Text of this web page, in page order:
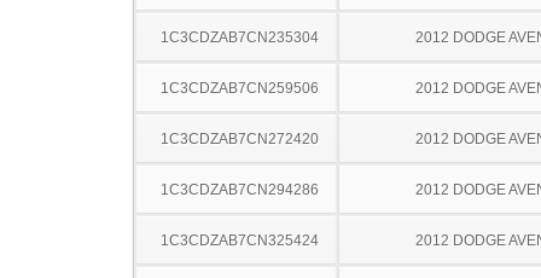
1C3CDZAB7CN235304 2012 DODGE
1C3CDZAB7CN259506 2012 DODGE
1C3CDZAB7CN272420 2012 DODGE
1C3CDZAB7CN294286 2012 DODGE
1C3CDZAB7CN325424 2012 DODGE